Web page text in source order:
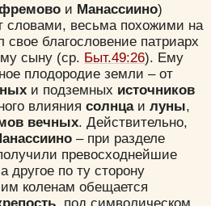
и Манассиино)
словами, весьма похожими на
свое благословение патриарх
сыну (ср. Быт.49:26). Ему
плодородие земли – от
и подземных источников
влияния солнцаи луны,
вечных. Действительно,
– при разделе
превосходнейшие
другое по ту сторону
коленам обещается
, под символическом